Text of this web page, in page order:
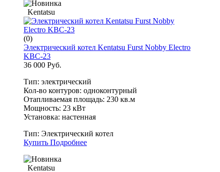
Kentatsu
(0)
Электрический котел Kentatsu Furst Nobby Electro
KBC-23
36 000 Руб.
Тип: электрический
Кол-во контуров: одноконтурный
Отапливаемая площадь: 230 кв.м
Мощность: 23 кВт
Установка: настенная
Тип: Электрический котел
Купить Подробнее
Kentatsu